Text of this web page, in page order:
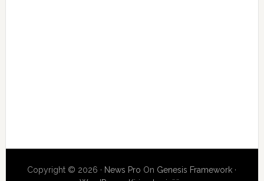
Copyright © 2026 · News Pro On Genesis Framework ·